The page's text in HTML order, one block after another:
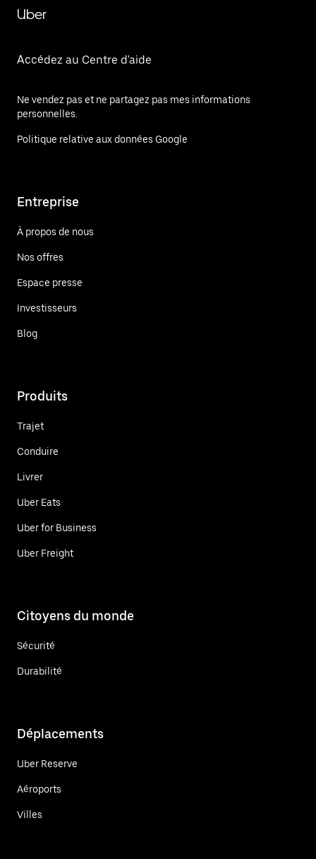
Uber
Accédez au Centre d'aide
Ne vendez pas et ne partagez pas mes informations
personnelles.
Politique relative aux données Google
Entreprise
À propos de nous
Nos offres
Espace presse
Investisseurs
Blog
Produits
Trajet
Conduire
Livrer
Uber Eats
Uber for Business
Uber Freight
Citoyens du monde
Sécurité
Durabilité
Déplacements
Uber Reserve
Aéroports
Villes